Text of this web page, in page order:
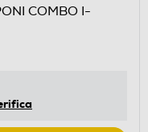
COMBO I-